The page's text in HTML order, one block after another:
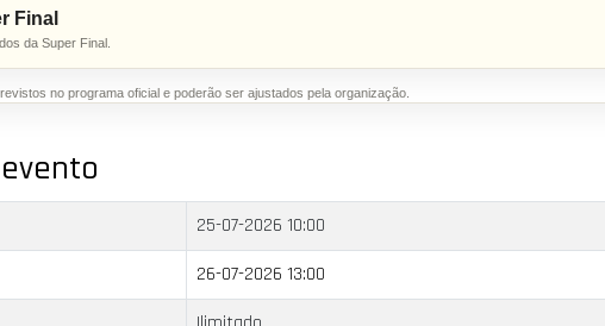
Final
da Super Final.
no programa oficial e poderão ser ajustados pela organização.
25-07-2026 10:00
26-07-2026 13:00